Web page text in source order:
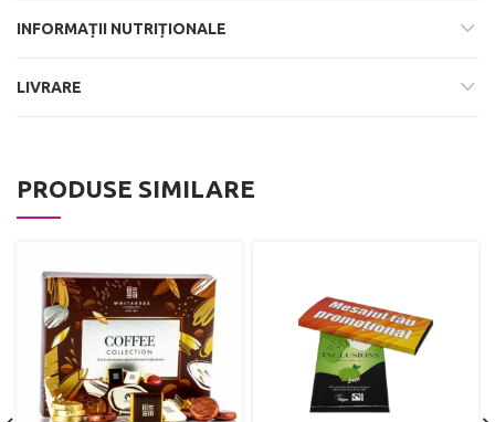
INFORMAȚII NUTRIȚIONALE
LIVRARE
PRODUSE SIMILARE